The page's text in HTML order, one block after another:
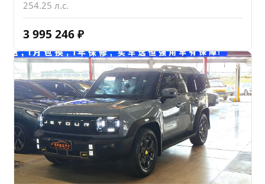
254.25 л.с.
3 995 246 ₽